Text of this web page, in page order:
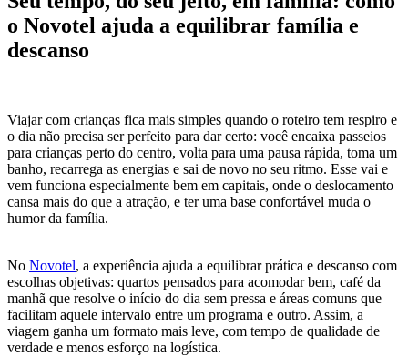
o Novotel ajuda a equilibrar família e
descanso
Viajar com crianças fica mais simples quando o roteiro tem respiro e
o dia não precisa ser perfeito para dar certo: você encaixa passeios
para crianças perto do centro, volta para uma pausa rápida, toma um
banho, recarrega as energias e sai de novo no seu ritmo. Esse vai e
vem funciona especialmente bem em capitais, onde o deslocamento
cansa mais do que a atração, e ter uma base confortável muda o
humor da família.
No Novotel, a experiência ajuda a equilibrar prática e descanso com
escolhas objetivas: quartos pensados para acomodar bem, café da
manhã que resolve o início do dia sem pressa e áreas comuns que
facilitam aquele intervalo entre um programa e outro. Assim, a
viagem ganha um formato mais leve, com tempo de qualidade de
verdade e menos esforço na logística.